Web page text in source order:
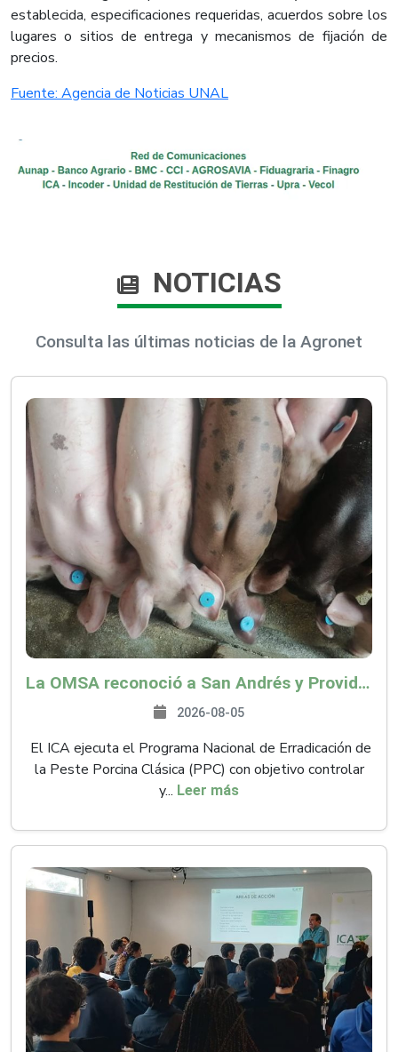
establecida, especificaciones requeridas, acuerdos sobre los
lugares o sitios de entrega y mecanismos de fijación de
precios.
Fuente: Agencia de Noticias UNAL
NOTICIAS
Consulta las últimas noticias de la Agronet
La OMSA reconoció a San Andrés y Providencia como zona libre de Peste Porcina Clásica (PPC)
2026-08-05
El ICA ejecuta el Programa Nacional de Erradicación de
la Peste Porcina Clásica (PPC) con objetivo controlar
y... Leer más